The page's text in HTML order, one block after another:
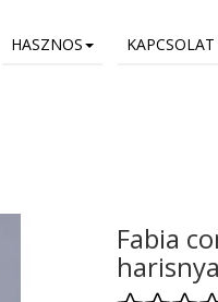
HASZNOS KAPCSOLAT
Fabia